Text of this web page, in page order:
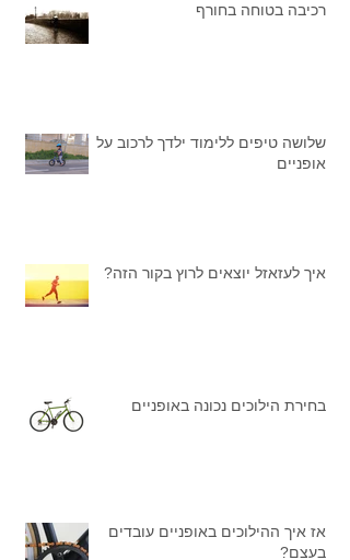
רכיבה בטוחה בחורף
שלושה טיפים ללימוד ילדך לרכוב על
אופניים
איך לעזאזל יוצאים לרוץ בקור הזה?
בחירת הילוכים נכונה באופניים
אז איך ההילוכים באופניים עובדים
בעצם?